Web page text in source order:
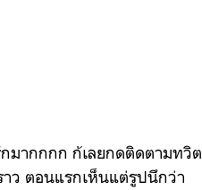
มากกกก ก้เลยกดติดตามทวิต
าว ตอนแรกเห็นแต่รูปนึกว่า